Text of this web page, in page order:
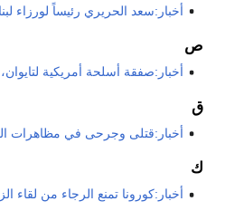
أخبار:سعد الحريري رئيساً لورزاء
ص
أخبار:صفقة أسلحة أمريكية
ق
أخبار:قتلى وجرحى في مظاهرات
ك
أخبار:كورونا تمنع الرجاء من لقاء